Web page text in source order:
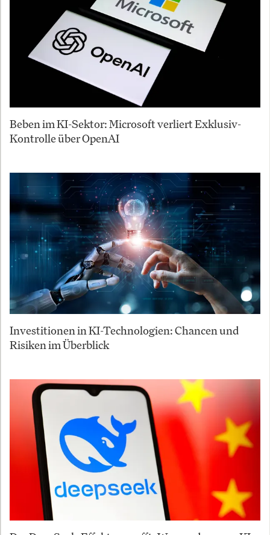
Beben im KI-Sektor: Microsoft verliert Exklusiv-
Kontrolle über OpenAI
Investitionen in KI-Technologien: Chancen und
Risiken im Überblick